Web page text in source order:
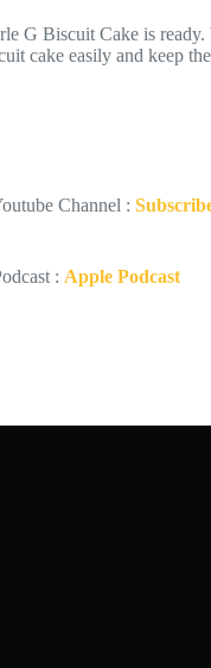
G Biscuit Cake is
cake easily and keep
Channel :
: Apple Podcast